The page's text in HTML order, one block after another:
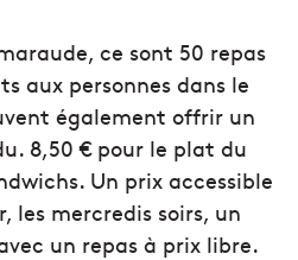
ce sont 50 repas
aux personnes dans le
également offrir un
8,50 € pour le plat du
Un prix accessible
les mercredis soirs, un
un repas à prix libre.